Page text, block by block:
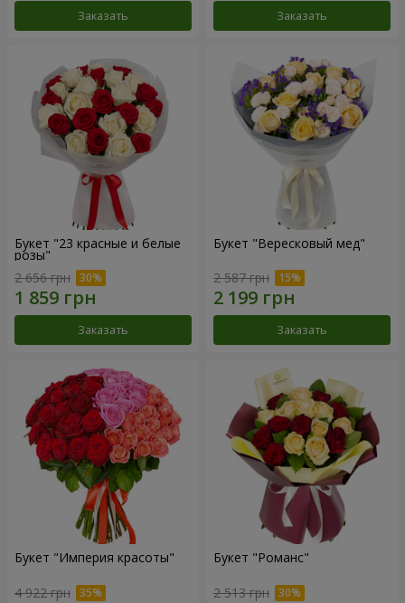
Заказать Заказать
Букет "23 красные и белые
розы"
2 656 грн
Заказать
Букет "Вересковый мед"
2 587 грн
Заказать
Букет "Империя красоты"
4 922 грн
Букет "Романс"
2 513 грн